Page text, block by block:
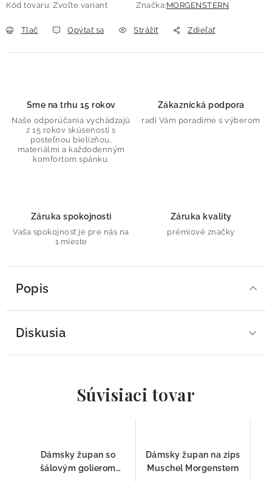
Kód tovaru: Zvoľte variant Značka:MORGENSTERN
Tlač Opýtať sa Strážiť Zdieľať
Sme na trhu 15 rokov
Naše odporúčania vychádzajú
z 15 rokov skúseností s
posteľnou bielizňou,
materiálmi a každodenným
komfortom spánku.
Zákaznícká podpora
radi Vám poradíme s výberom
Záruka spokojnosti
Vaša spokojnosť je pre nás na
1.mieste
Záruka kvality
prémiové značky
Popis
Diskusia
Súvisiaci tovar
Dámsky župan so
šálovým golierom
Dámsky župan na zips
Muschel Morgenstern